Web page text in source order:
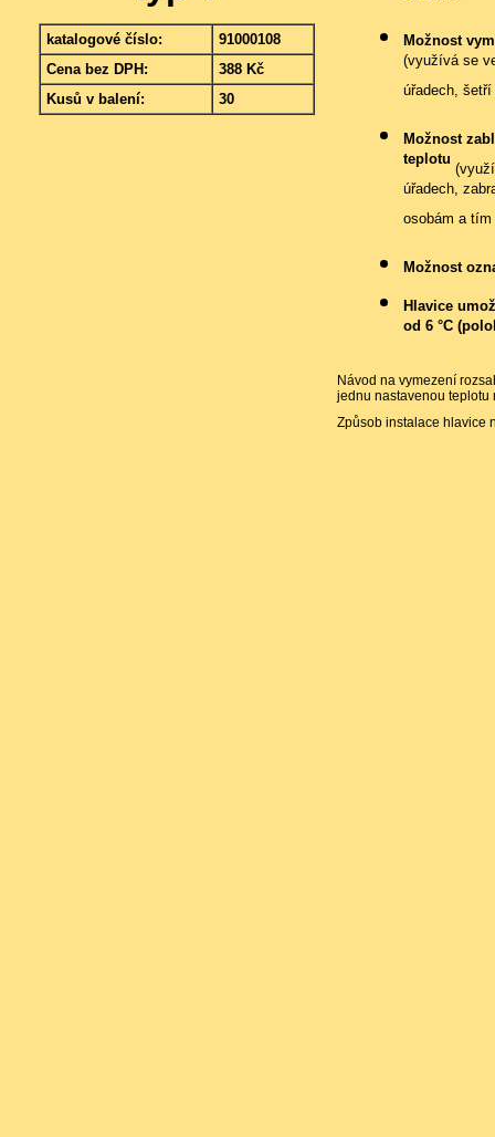
katalogové číslo:
91000108
Cena bez DPH:
388 Kč
Kusů v balení:
30
Možnost
(využívá se
úřadech,
Možnost
teplotu
úřadech,
osobám a
Možnost
Hlavice
od 6 °C
Návod na vymezení
jednu nastavenou teplotu
Způsob instalace hlavice